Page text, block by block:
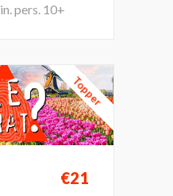
10+
Topper
€21